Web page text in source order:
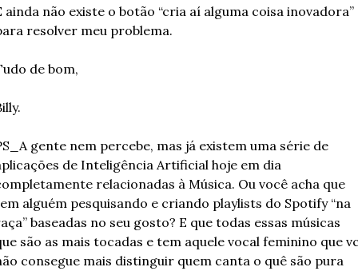
ainda não existe o botão “cria aí alguma coisa inovadora”
resolver meu problema.
de bom,
gente nem percebe, mas já existem uma série de
de Inteligência Artificial hoje em dia
relacionadas à Música. Ou você acha que
alguém pesquisando e criando playlists do Spotify “na
baseadas no seu gosto? E que todas essas músicas
são as mais tocadas e tem aquele vocal feminino que
consegue mais distinguir quem canta o quê são pura